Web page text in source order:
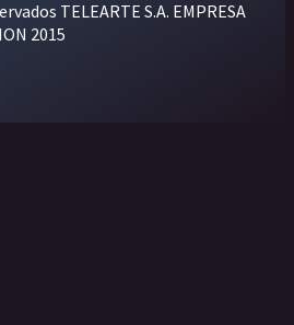
TELEARTE S.A. EMPRESA
2015